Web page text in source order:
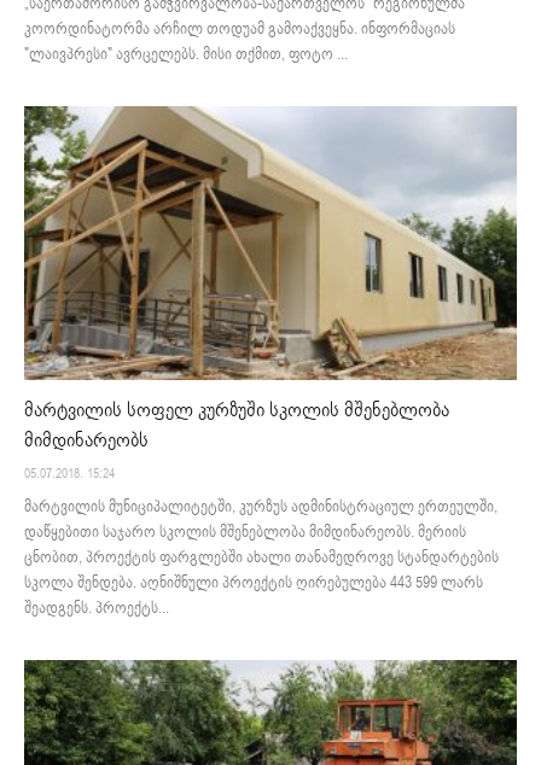
კოორდინატორმა არჩილ თოდუამ გამოაქვეყნა. ინფორმაციას
"ლაივპრესი" ავრცელებს. მისი თქმით, ფოტო ...
მარტვილის სოფელ კურზუში სკოლის მშენებლობა
მიმდინარეობს
05.07.2018. 15:24
მარტვილის მუნიციპალიტეტში, კურზუს ადმინისტრაციულ ერთეულში,
დაწყებითი საჯარო სკოლის მშენებლობა მიმდინარეობს. მერიის
ცნობით, პროექტის ფარგლებში ახალი თანამედროვე სტანდარტების
სკოლა შენდება. აღნიშნული პროექტის ღირებულება 443 599 ლარს
შეადგენს. პროექტს...